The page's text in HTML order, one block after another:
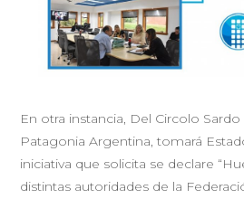
En otra instancia, Del Circolo
Patagonia Argentina, tomará
iniciativa que solicita se declare
distintas autoridades de la